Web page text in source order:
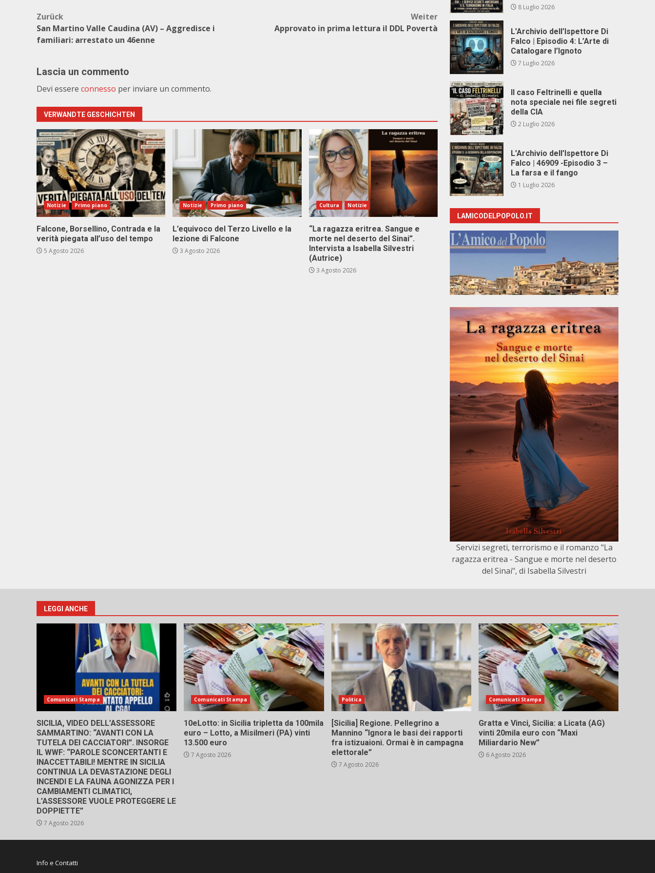
Beitragsnavigation
Zurück
San Martino Valle Caudina (AV) – Aggredisce i
familiari: arrestato un 46enne
Weiter
Approvato in prima lettura il DDL Povertà
Lascia un commento
Devi essere connesso per inviare un commento.
VERWANDTE GESCHICHTEN
Notizie Primo piano
Falcone, Borsellino, Contrada e la
verità piegata all’uso del tempo
5 Agosto 2026
Notizie Primo piano
L’equivoco del Terzo Livello e la
lezione di Falcone
3 Agosto 2026
Cultura Notizie
“La ragazza eritrea. Sangue e
morte nel deserto del Sinai”.
Intervista a Isabella Silvestri
(Autrice)
3 Agosto 2026
8 Luglio 2026
L’Archivio dell’Ispettore Di
Falco | Episodio 4: L’Arte di
Catalogare l’Ignoto
7 Luglio 2026
Il caso Feltrinelli e quella
nota speciale nei file segreti
della CIA
2 Luglio 2026
L’Archivio dell’Ispettore Di
Falco | 46909 -Episodio 3 –
La farsa e il fango
1 Luglio 2026
LAMICODELPOPOLO.IT
Servizi segreti, terrorismo e il romanzo "La
ragazza eritrea - Sangue e morte nel deserto
del Sinai", di Isabella Silvestri
LEGGI ANCHE
Comunicati Stampa
SICILIA, VIDEO DELL’ASSESSORE
SAMMARTINO: “AVANTI CON LA
TUTELA DEI CACCIATORI”. INSORGE
IL WWF: “PAROLE SCONCERTANTI E
INACCETTABILI! MENTRE IN SICILIA
CONTINUA LA DEVASTAZIONE DEGLI
INCENDI E LA FAUNA AGONIZZA PER I
CAMBIAMENTI CLIMATICI,
L’ASSESSORE VUOLE PROTEGGERE LE
DOPPIETTE”
7 Agosto 2026
Comunicati Stampa
10eLotto: in Sicilia tripletta da 100mila
euro – Lotto, a Misilmeri (PA) vinti
13.500 euro
7 Agosto 2026
Politica
[Sicilia] Regione. Pellegrino a
Mannino “Ignora le basi dei rapporti
fra istizuaioni. Ormai è in campagna
elettorale”
7 Agosto 2026
Comunicati Stampa
Gratta e Vinci, Sicilia: a Licata (AG)
vinti 20mila euro con “Maxi
Miliardario New”
6 Agosto 2026
Info e Contatti